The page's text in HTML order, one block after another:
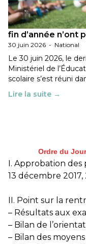
Les décisions
fin d’année n’ont
30 juin 2026 - National
Le 30 juin 2026, le
Ministériel de
scolaire s’est réuni
Lire la suite →
Ordre du
I. Approbation des
13 décembre 2017,
II. Point sur la
– Résultats aux
– Bilan de
– Bilan des